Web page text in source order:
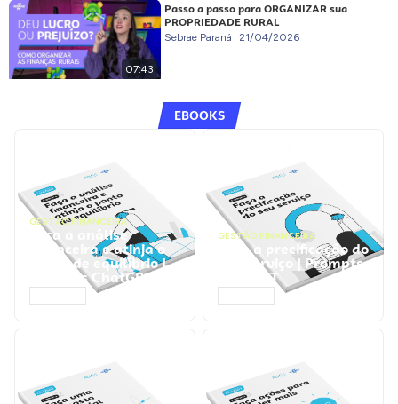
07:43
Passo a passo para ORGANIZAR sua
PROPRIEDADE RURAL
Sebrae Paraná 21/04/2026
EBOOKS
GESTÃO FINANCEIRA
Faça a análise
financeira e atinja o
ponto de equilíbrio |
Prompts ChatGPT
GESTÃO FINANCEIRA
Faça a precificação do
seu serviço | Prompts
ChatGPT